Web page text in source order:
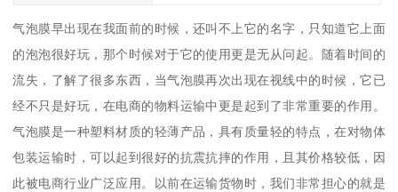
气泡膜早出现在我面前的时候，还叫不上它的名字，只知道它上面
的泡泡很好玩，那个时候对于它的使用更是无从问起。随着时间的
流失，了解了很多东西，当气泡膜再次出现在视线中的时候，它已
经不只是好玩，在电商的物料运输中更是起到了非常重要的作用。
气泡膜是一种塑料材质的轻薄产品，具有质量轻的特点，在对物体
包装运输时，可以起到很好的抗震抗摔的作用，且其价格较低，因
此被电商行业广泛应用。以前在运输货物时，我们非常担心的就是